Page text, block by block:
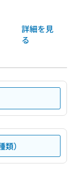
詳細を見
る
）